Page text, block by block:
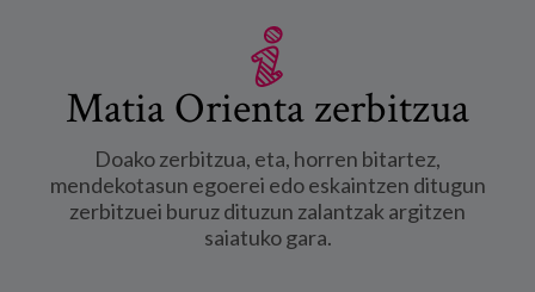
Matia Orienta zerbitzua
Doako zerbitzua, eta, horren bitartez,
mendekotasun egoerei edo eskaintzen ditugun
zerbitzuei buruz dituzun zalantzak argitzen
saiatuko gara.